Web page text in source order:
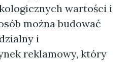
wartości i
można budować
i
reklamowy, który